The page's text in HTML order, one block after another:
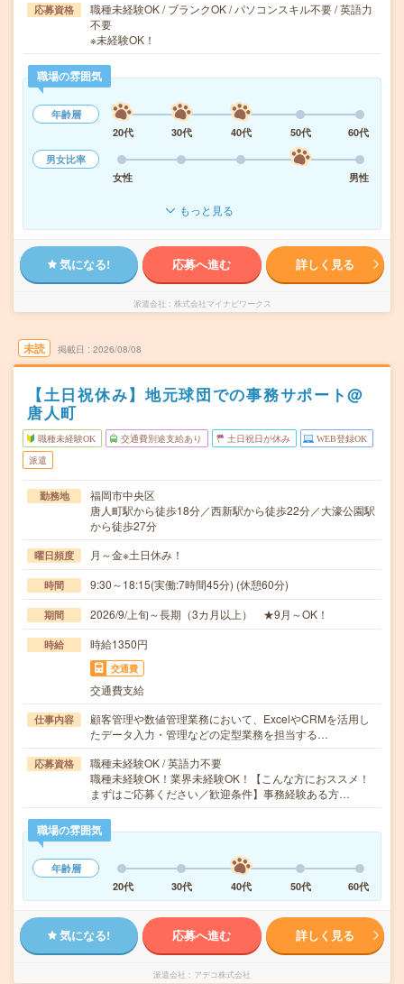
応募資格
職種未経験OK / ブランクOK / パソコンスキル不要 / 英語力
不要
※未経験OK！
職場の雰囲気
年齢層
20代
30代 40代 50代
60代
男女比率
女性
男性
もっと見る
気になる! 応募へ進む 詳しく見る
派遣会社 株式会社マイナビワークス
未読 掲載日 2026/08/08
【土日祝休み】地元球団での事務サポート@
唐人町
職種未経験OK 交通費別途支給あり 土日祝日が休み WEB登録OK
派遣
勤務地
福岡市中央区
唐人町駅から徒歩18分／西新駅から徒歩22分／大濠公園駅
から徒歩27分
曜日頻度 月～金※土日休み！
時間 9:30～18:15(実働:7時間45分) (休憩60分)
期間 2026/9/上旬～長期（3カ月以上） ★9月～OK！
時給 時給1350円
交通費
交通費支給
仕事内容
顧客管理や数値管理業務において、ExcelやCRMを活用し
たデータ入力・管理などの定型業務を担当する…
応募資格
職種未経験OK / 英語力不要
職種未経験OK！業界未経験OK！【こんな方におススメ！
まずはご応募ください／歓迎条件】事務経験ある方…
職場の雰囲気
年齢層
20代
30代 40代 50代 60代
気になる! 応募へ進む 詳しく見る
派遣会社 アデコ株式会社